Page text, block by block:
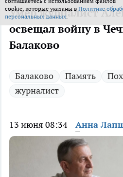
cookie, которые указаны в Политике
персональных данных.
Умер журналист
освещал войну в
Балаково
Балаково Память
журналист
13 июня 08:34 Анна